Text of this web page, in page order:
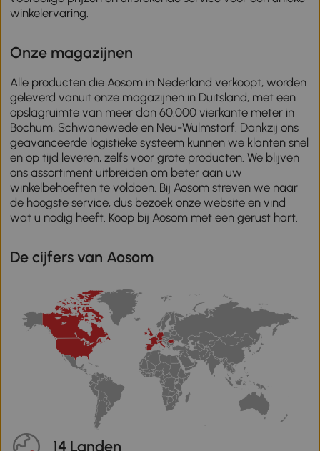
winkelervaring.
Onze magazijnen
Alle producten die Aosom in Nederland verkoopt, worden
geleverd vanuit onze magazijnen in Duitsland, met een
opslagruimte van meer dan 60.000 vierkante meter in
Bochum, Schwanewede en Neu-Wulmstorf. Dankzij ons
geavanceerde logistieke systeem kunnen we klanten snel
en op tijd leveren, zelfs voor grote producten. We blijven
ons assortiment uitbreiden om beter aan uw
winkelbehoeften te voldoen. Bij Aosom streven we naar
de hoogste service, dus bezoek onze website en vind
wat u nodig heeft. Koop bij Aosom met een gerust hart.
De cijfers van Aosom
14 Landen